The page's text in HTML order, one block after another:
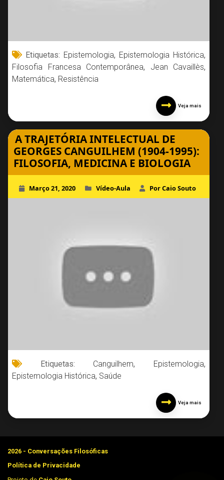
Etiquetas: Epistemologia, Epistemologia Histórica,
Filosofia Francesa Contemporânea, Jean Cavaillès,
Matemática, Resistência
Veja mais
A TRAJETÓRIA INTELECTUAL DE
GEORGES CANGUILHEM (1904-1995):
FILOSOFIA, MEDICINA E BIOLOGIA
Março 21, 2020 Vídeo-Aula Por Caio Souto
Etiquetas: Canguilhem, Epistemologia,
Epistemologia Histórica, Saúde
Veja mais
2026 - Conversações Filosóficas
Política de Privacidade